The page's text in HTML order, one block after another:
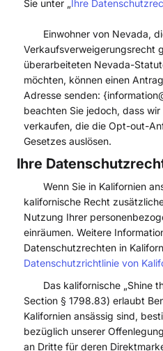
Sie unter „Ihre
Einwohner von Nevada,
Verkaufsverweigerungsrecht
überarbeiteten Nevada-
möchten, können einen
Adresse senden:
beachten Sie jedoch, dass
verkaufen, die die Opt-out-
Gesetzes auslösen.
Ihre
Wenn Sie in Kalifornien
kalifornische Recht
Nutzung Ihrer
einräumen. Weitere
Datenschutzrechten in
Datenschutzrichtlinie von
Das kalifornische „Shine
Section § 1798.83) erlaubt
Kalifornien ansässig sind,
bezüglich unserer
an Dritte für deren